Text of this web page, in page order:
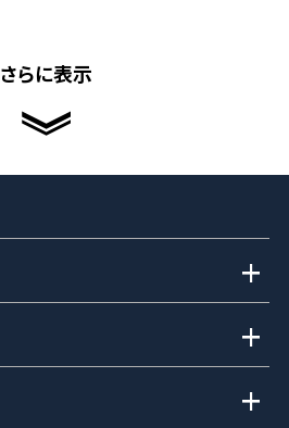
さらに表示
+
+
+